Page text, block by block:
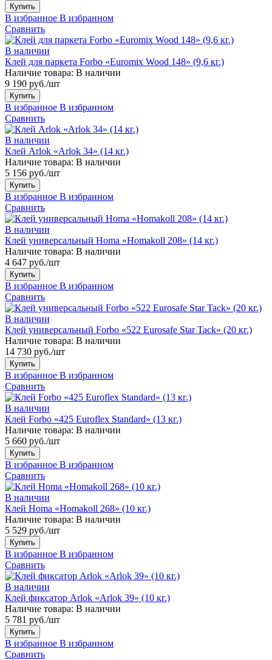
Купить
В избранное В избранном
Сравнить
В наличии
Клей для паркета Forbo «Euromix Wood 148» (9,6 кг.)
Наличие товара: В наличии
9 190 руб./шт
Купить
В избранное В избранном
Сравнить
В наличии
Клей Arlok «Arlok 34» (14 кг.)
Наличие товара: В наличии
5 156 руб./шт
Купить
В избранное В избранном
Сравнить
В наличии
Клей универсальный Homa «Homakoll 208» (14 кг.)
Наличие товара: В наличии
4 647 руб./шт
Купить
В избранное В избранном
Сравнить
В наличии
Клей универсальный Forbo «522 Eurosafe Star Tack» (20 кг.)
Наличие товара: В наличии
14 730 руб./шт
Купить
В избранное В избранном
Сравнить
В наличии
Клей Forbo «425 Euroflex Standard» (13 кг.)
Наличие товара: В наличии
5 660 руб./шт
Купить
В избранное В избранном
Сравнить
В наличии
Клей Homa «Homakoll 268» (10 кг.)
Наличие товара: В наличии
5 529 руб./шт
Купить
В избранное В избранном
Сравнить
В наличии
Клей фиксатор Arlok «Arlok 39» (10 кг.)
Наличие товара: В наличии
5 781 руб./шт
Купить
В избранное В избранном
Сравнить